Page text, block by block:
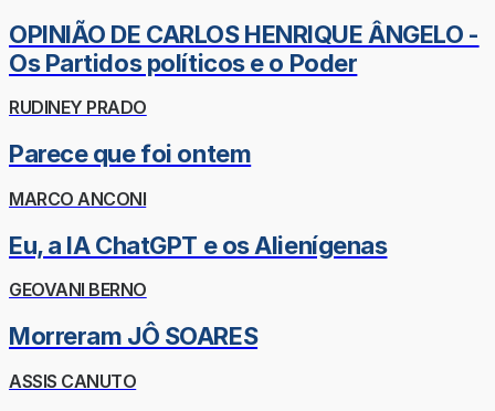
OPINIÃO DE CARLOS HENRIQUE ÂNGELO -
Os Partidos políticos e o Poder
RUDINEY PRADO
Parece que foi ontem
MARCO ANCONI
Eu, a IA ChatGPT e os Alienígenas
GEOVANI BERNO
Morreram JÔ SOARES
ASSIS CANUTO